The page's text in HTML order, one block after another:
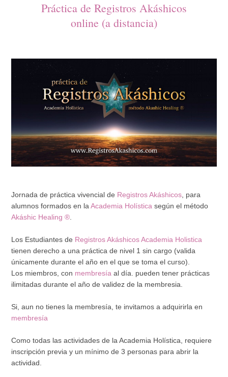
Práctica de Registros Akáshicos
online (a distancia)
Jornada de práctica vivencial de Registros Akáshicos , para
alumnos formados en laAcademia Holística según el método
Akáshic Healing ®
Los Estudiantes de Registros Akáshicos Academia Holistica
tienen derecho a una práctica de nivel 1 sin cargo (valida
únicamente durante el año en el que se toma el curso).
Los miembros, con membresía al día. pueden tener prácticas
ilimitadas durante el año de validez de la membresia.
Si, aun no tienes la membresía, te invitamos a adquirirla en
membresía
Como todas las actividades de la Academia Holística, requiere
inscripción previa y un mínimo de 3 personas para abrir la
actividad.